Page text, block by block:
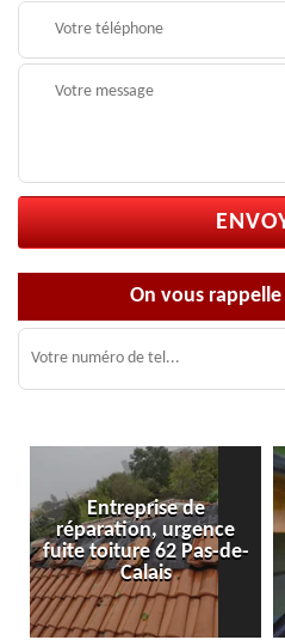
On vous
de
Pas-de-
Nettoyage et
gouttière 62